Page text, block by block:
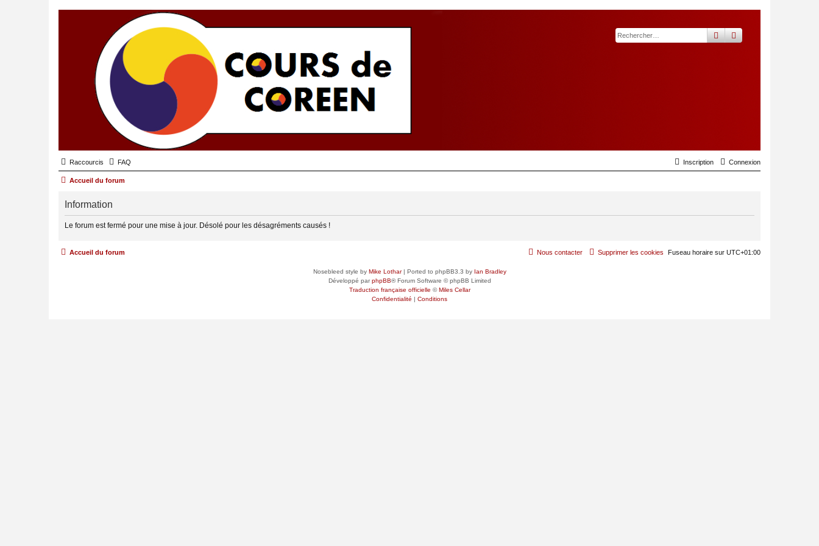
rechercher
recherche
Raccourcis FAQ Connexion
Inscription
Accueil du forum
Information
Le forum est fermé pour une mise à jour. Désolé pour les désagréments causés !
Accueil du forum Fuseau horaire sur UTC+01:00
Supprimer les cookies
Nous contacter
Nosebleed style by Mike Lothar| Ported to phpBB3.3 by Ian Bradley
Développé parphpBB® Forum Software © phpBB Limited
Traduction française officielle ©Miles Cellar
Confidentialité | Conditions